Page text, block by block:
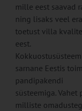
mille eest saavad
ning lisaks veel
toetust villa
eest.
sarnane Eestis
pandipakendi
süsteemiga. Vahet
milliste